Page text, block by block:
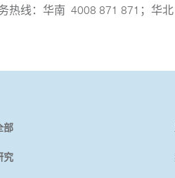
热线：华南 4008 871 871；华
部
究